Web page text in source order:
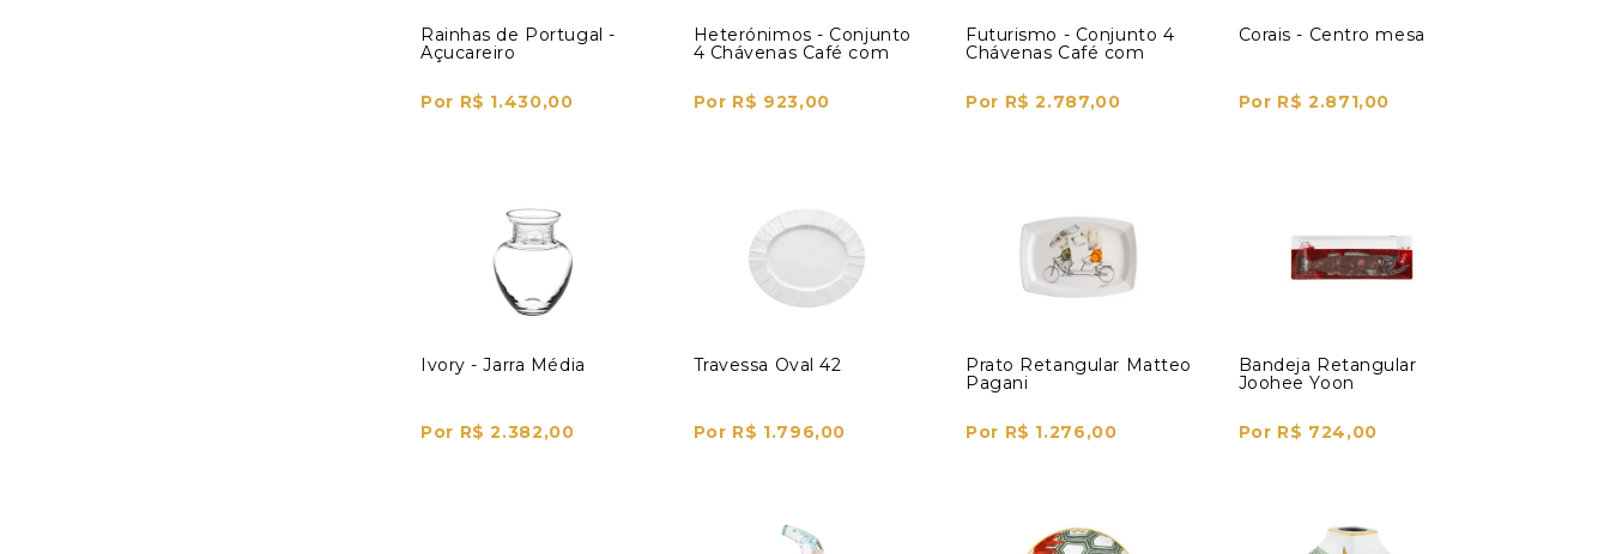
Rainhas de Portugal -
Açucareiro
Por R$ 1.430,00
Heterónimos - Conjunto
4 Chávenas Café com
Por R$ 923,00
Futurismo - Conjunto 4
Chávenas Café com
Por R$ 2.787,00
Corais - Centro mesa
Por R$ 2.871,00
Ivory - Jarra Média
Por R$ 2.382,00
Travessa Oval 42
Por R$ 1.796,00
Prato Retangular Matteo
Pagani
Por R$ 1.276,00
Bandeja Retangular
Joohee Yoon
Por R$ 724,00